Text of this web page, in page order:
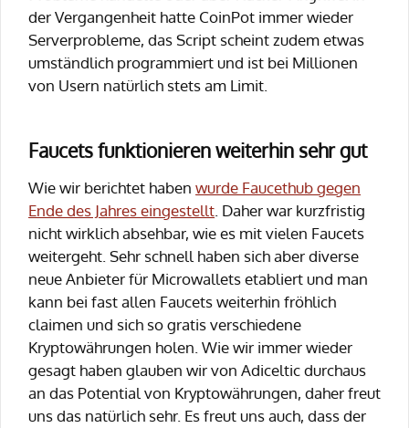
der Vergangenheit hatte CoinPot immer wieder
Serverprobleme, das Script scheint zudem etwas
umständlich programmiert und ist bei Millionen
von Usern natürlich stets am Limit.
Faucets funktionieren weiterhin sehr gut
Wie wir berichtet haben wurde Faucethub gegen
Ende des Jahres eingestellt. Daher war kurzfristig
nicht wirklich absehbar, wie es mit vielen Faucets
weitergeht. Sehr schnell haben sich aber diverse
neue Anbieter für Microwallets etabliert und man
kann bei fast allen Faucets weiterhin fröhlich
claimen und sich so gratis verschiedene
Kryptowährungen holen. Wie wir immer wieder
gesagt haben glauben wir von Adiceltic durchaus
an das Potential von Kryptowährungen, daher freut
uns das natürlich sehr. Es freut uns auch, dass der